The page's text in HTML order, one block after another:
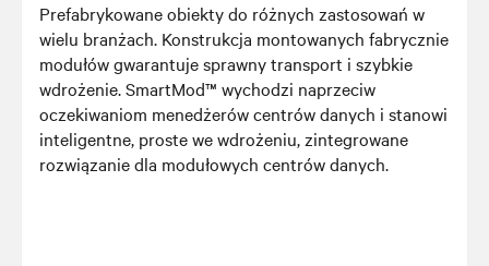
Prefabrykowane obiekty do różnych zastosowań w
wielu branżach. Konstrukcja montowanych fabrycznie
modułów gwarantuje sprawny transport i szybkie
wdrożenie. SmartMod™ wychodzi naprzeciw
oczekiwaniom menedżerów centrów danych i stanowi
inteligentne, proste we wdrożeniu, zintegrowane
rozwiązanie dla modułowych centrów danych.